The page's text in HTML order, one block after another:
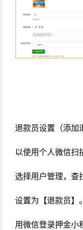
退款员设置（添加
以使用个人微信扫
选择用户管理，查
设置为【退款员】
用微信登录押金小